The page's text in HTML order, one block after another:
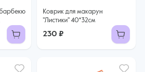
Коврик для макарун
"Листики" 40*32см
230 ₽